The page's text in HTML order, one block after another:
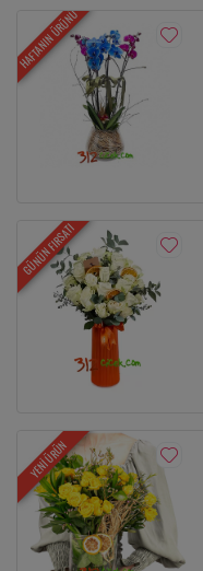
HAFTANIN ÜRÜNÜ
GÜNÜN FIRSATI
YENİ ÜRÜN